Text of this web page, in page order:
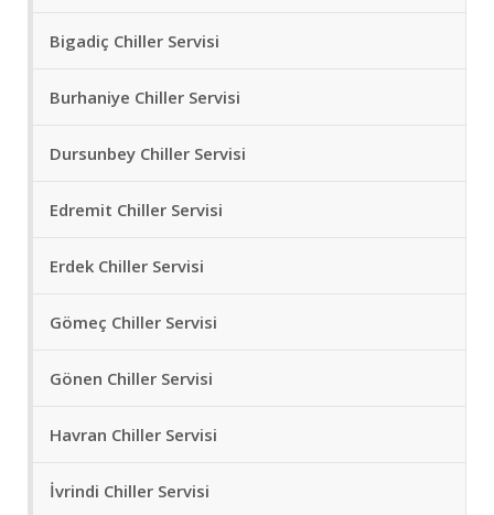
Bigadiç Chiller Servisi
Burhaniye Chiller Servisi
Dursunbey Chiller Servisi
Edremit Chiller Servisi
Erdek Chiller Servisi
Gömeç Chiller Servisi
Gönen Chiller Servisi
Havran Chiller Servisi
İvrindi Chiller Servisi